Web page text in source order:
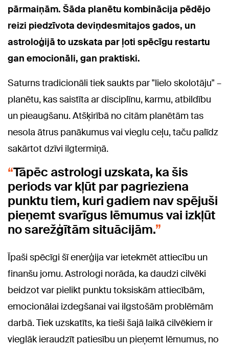
pārmaiņām. Šāda planētu kombinācija pēdējo
reizi piedzīvota deviņdesmitajos gados, un
astroloģijā to uzskata par ļoti spēcīgu restartu
gan emocionāli, gan praktiski.
Saturns tradicionāli tiek saukts par "lielo skolotāju" –
planētu, kas saistīta ar disciplīnu, karmu, atbildību
un pieaugšanu. Atšķirībā no citām planētām tas
nesola ātrus panākumus vai vieglu ceļu, taču palīdz
sakārtot dzīvi ilgtermiņā.
Tāpēc astrologi uzskata, ka šis
periods var kļūt par pagrieziena
punktu tiem, kuri gadiem nav spējuši
pieņemt svarīgus lēmumus vai izkļūt
no sarežģītām situācijām.
Īpaši spēcīgi šī enerģija var ietekmēt attiecību un
finanšu jomu. Astrologi norāda, ka daudzi cilvēki
beidzot var pielikt punktu toksiskām attiecībām,
emocionālai izdegšanai vai ilgstošām problēmām
darbā. Tiek uzskatīts, ka tieši šajā laikā cilvēkiem ir
vieglāk ieraudzīt patiesību un pieņemt lēmumus, no